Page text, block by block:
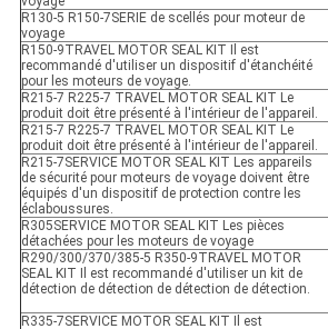
R130-5 R150-7SERIE de scellés pour moteur de
voyage
R150-9TRAVEL MOTOR SEAL KIT Il est
recommandé d'utiliser un dispositif d'étanchéité
pour les moteurs de voyage.
R215-7 R225-7 TRAVEL MOTOR SEAL KIT Le
produit doit être présenté à l'intérieur de l'appareil.
R215-7 R225-7 TRAVEL MOTOR SEAL KIT Le
produit doit être présenté à l'intérieur de l'appareil.
R215-7SERVICE MOTOR SEAL KIT Les appareils
de sécurité pour moteurs de voyage doivent être
équipés d'un dispositif de protection contre les
éclaboussures.
R305SERVICE MOTOR SEAL KIT Les pièces
détachées pour les moteurs de voyage
R290/300/370/385-5 R350-9TRAVEL MOTOR
SEAL KIT Il est recommandé d'utiliser un kit de
détection de détection de détection de détection.
R335-7SERVICE MOTOR SEAL KIT Il est